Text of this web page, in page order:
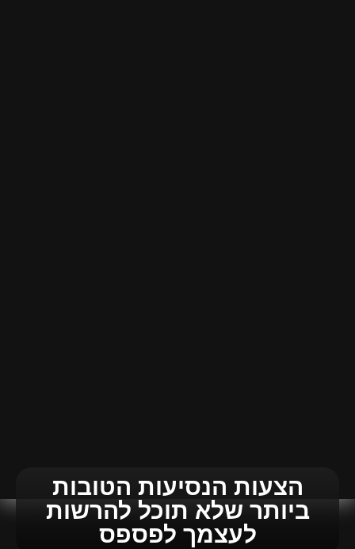
הצעות הנסיעות הטובות
ביותר שלא תוכל להרשות
לעצמך לפספס